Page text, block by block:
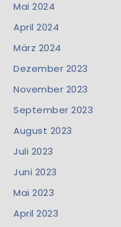
Mai 2024
April 2024
März 2024
Dezember 2023
November 2023
September 2023
August 2023
Juli 2023
Juni 2023
Mai 2023
April 2023